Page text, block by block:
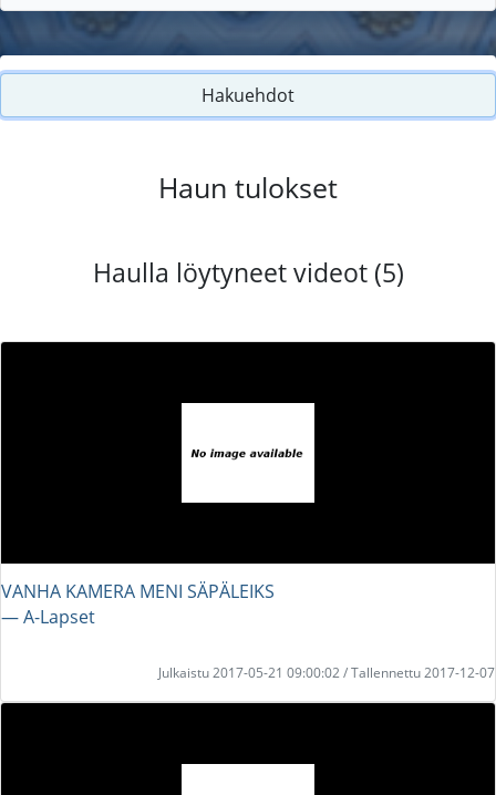
Hakuehdot
Haun tulokset
Haulla löytyneet videot (5)
VANHA KAMERA MENI SÄPÄLEIKS
― A-Lapset
Julkaistu 2017-05-21 09:00:02 / Tallennettu 2017-12-07